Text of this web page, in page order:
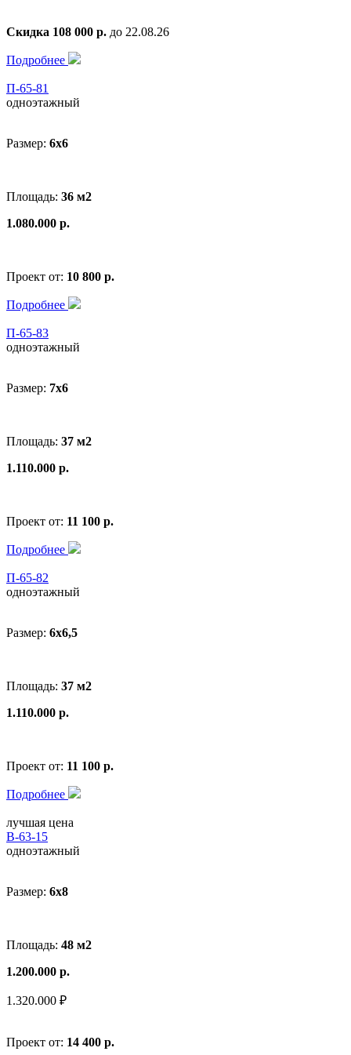
Скидка 108 000 р. до 22.08.26
Подробнее
П-65-81
одноэтажный
Размер: 6x6
Площадь: 36 м2
1.080.000 р.
Проект от: 10 800 р.
Подробнее
П-65-83
одноэтажный
Размер: 7x6
Площадь: 37 м2
1.110.000 р.
Проект от: 11 100 р.
Подробнее
П-65-82
одноэтажный
Размер: 6x6,5
Площадь: 37 м2
1.110.000 р.
Проект от: 11 100 р.
Подробнее
лучшая цена
В-63-15
одноэтажный
Размер: 6x8
Площадь: 48 м2
1.200.000 р.
1.320.000 ₽
Проект от: 14 400 р.